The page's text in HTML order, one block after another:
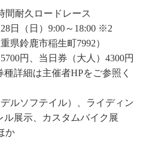
間耐久ロードレース
日（日）9:00～18:00 ※2
県鈴鹿市稲生町7992）
円、当日券（大人）4300円
詳細は主催者HPをご参照く
ルソフテイル）、ライディン
展示、カスタムバイク展
か